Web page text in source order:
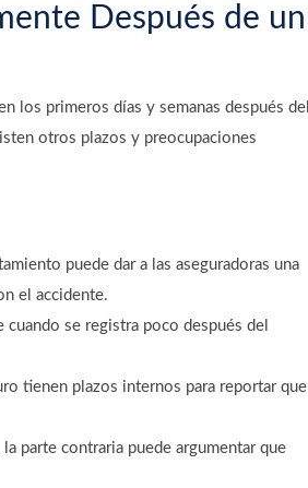
Después de un
los primeros días y semanas después del
otros plazos y preocupaciones
puede dar a las aseguradoras una
el accidente.
se registra poco después del
tienen plazos internos para reportar que
parte contraria puede argumentar que